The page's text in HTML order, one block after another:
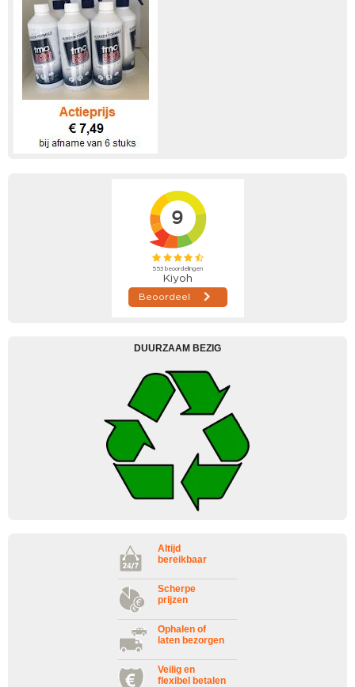
DUURZAAM BEZIG
Altijd
bereikbaar
Scherpe
prijzen
Ophalen of
laten bezorgen
Veilig en
flexibel betalen